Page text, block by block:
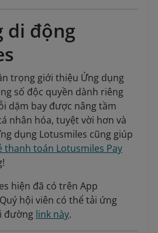
di động
trọng giới thiệu Ứng dụng
số độc quyền dành riêng
dặm bay được nâng tầm
nhân hóa, tuyệt vời hơn và
dụng Lotusmiles cũng giúp
thanh toán Lotusmiles Pay
hiện đã có trên App
hội viên có thể tải ứng
đường link này.